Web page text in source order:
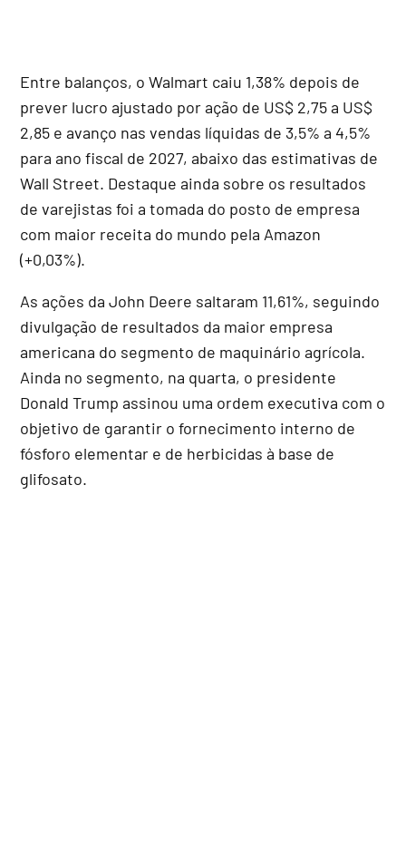
Entre balanços, o Walmart caiu 1,38% depois de
prever lucro ajustado por ação de US$ 2,75 a US$
2,85 e avanço nas vendas líquidas de 3,5% a 4,5%
para ano fiscal de 2027, abaixo das estimativas de
Wall Street. Destaque ainda sobre os resultados
de varejistas foi a tomada do posto de empresa
com maior receita do mundo pela Amazon
(+0,03%).
As ações da John Deere saltaram 11,61%, seguindo
divulgação de resultados da maior empresa
americana do segmento de maquinário agrícola.
Ainda no segmento, na quarta, o presidente
Donald Trump assinou uma ordem executiva com o
objetivo de garantir o fornecimento interno de
fósforo elementar e de herbicidas à base de
glifosato.